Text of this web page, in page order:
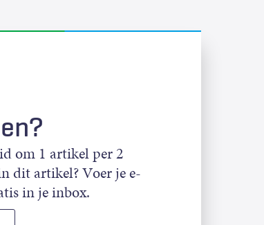
om 1 artikel per 2
dit artikel? Voer je e-
in je inbox.